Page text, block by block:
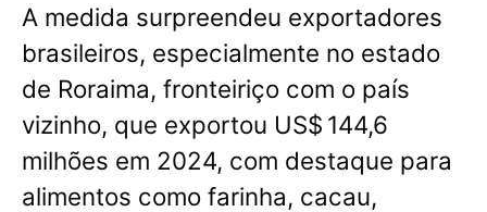
A medida surpreendeu exportadores
brasileiros, especialmente no estado
de Roraima, fronteiriço com o país
vizinho, que exportou US$ 144,6
milhões em 2024, com destaque para
alimentos como farinha, cacau,